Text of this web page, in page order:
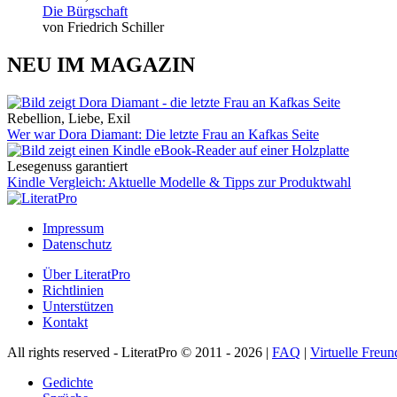
Die Bürgschaft
von Friedrich Schiller
NEU IM MAGAZIN
Rebellion, Liebe, Exil
Wer war Dora Diamant: Die letzte Frau an Kafkas Seite
Lesegenuss garantiert
Kindle Vergleich: Aktuelle Modelle & Tipps zur Produktwahl
Impressum
Datenschutz
Über LiteratPro
Richtlinien
Unterstützen
Kontakt
All rights reserved - LiteratPro © 2011 - 2026 | FAQ | Virtuelle
Gedichte